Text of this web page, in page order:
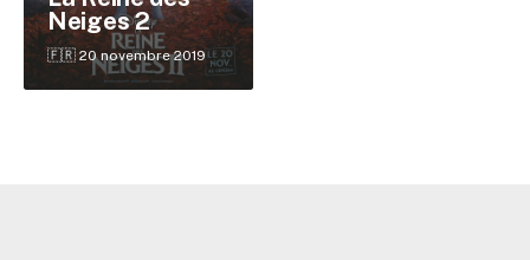
Neiges 2
🇫🇷 20 novembre 2019